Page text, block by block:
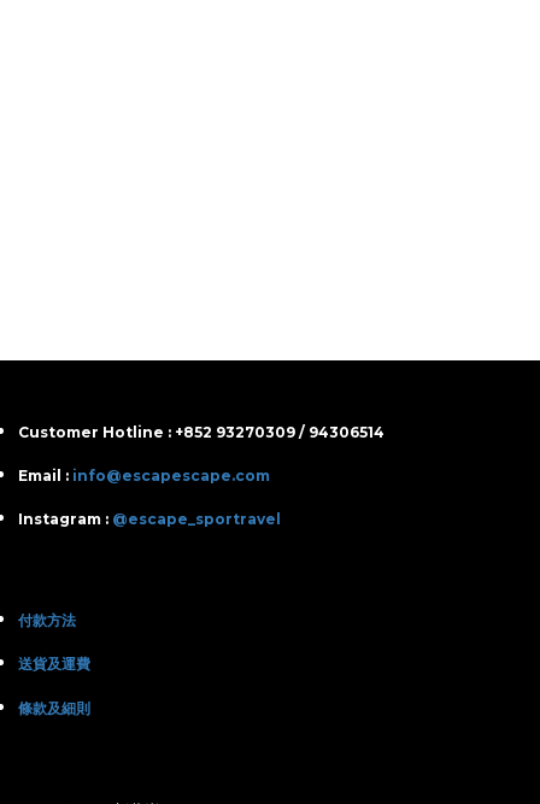
Customer Hotline : +852 93270309 / 94306514
Email : info@escapescape.com
Instagram : @escape_sportravel
付款方法
送貨及運費
條款及細則